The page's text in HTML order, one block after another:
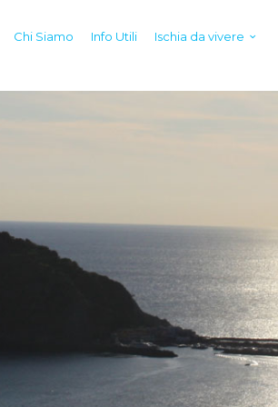
Chi Siamo Info Utili Ischia da vivere